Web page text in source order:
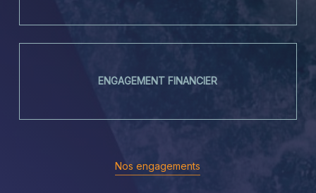
ENGAGEMENT FINANCIER
Nos engagements